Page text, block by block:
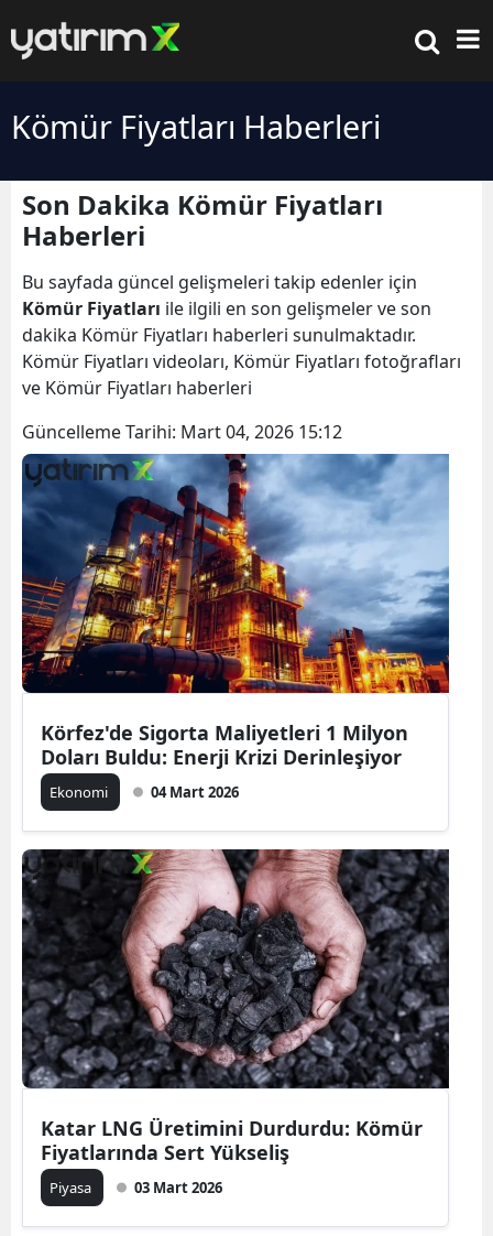
Kömür Fiyatları Haberleri
Son Dakika Kömür Fiyatları
Haberleri
Bu sayfada güncel gelişmeleri takip edenler için
Kömür Fiyatları ile ilgili en son gelişmeler ve son
dakika Kömür Fiyatları haberleri sunulmaktadır.
Kömür Fiyatları videoları, Kömür Fiyatları fotoğrafları
ve Kömür Fiyatları haberleri
Güncelleme Tarihi: Mart 04, 2026 15:12
Körfez'de Sigorta Maliyetleri 1 Milyon
Doları Buldu: Enerji Krizi Derinleşiyor
Ekonomi 04 Mart 2026
Katar LNG Üretimini Durdurdu: Kömür
Fiyatlarında Sert Yükseliş
Piyasa 03 Mart 2026